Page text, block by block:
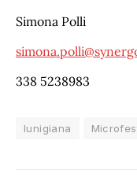
Simona Polli
338 5238983
lunigiana